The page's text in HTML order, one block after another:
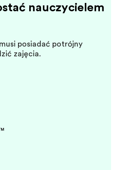
nauczycielem
posiadać potrójny
zajęcia.